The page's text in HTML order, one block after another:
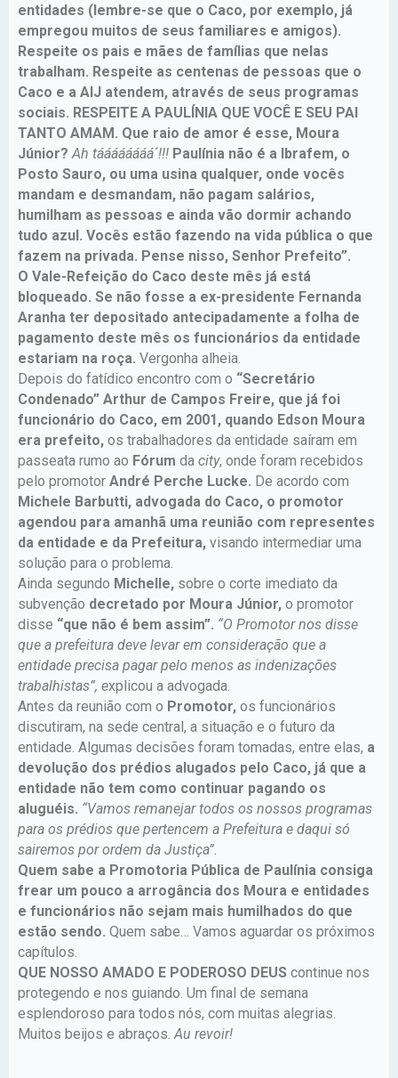
entidades (lembre-se que o Caco, por exemplo, já
empregou muitos de seus familiares e amigos).
Respeite os pais e mães de famílias que nelas
trabalham. Respeite as centenas de pessoas que o
Caco e a AIJ atendem, através de seus programas
sociais. RESPEITE A PAULÍNIA QUE VOCÊ E SEU PAI
TANTO AMAM. Que raio de amor é esse, Moura
Júnior? Ah táááááááá´!!! Paulínia não é a Ibrafem, o
Posto Sauro, ou uma usina qualquer, onde vocês
mandam e desmandam, não pagam salários,
humilham as pessoas e ainda vão dormir achando
tudo azul. Vocês estão fazendo na vida pública o que
fazem na privada. Pense nisso, Senhor Prefeito”.
O Vale-Refeição do Caco deste mês já está
bloqueado. Se não fosse a ex-presidente Fernanda
Aranha ter depositado antecipadamente a folha de
pagamento deste mês os funcionários da entidade
estariam na roça. Vergonha alheia.
Depois do fatídico encontro com o “Secretário
Condenado” Arthur de Campos Freire, que já foi
funcionário do Caco, em 2001, quando Edson Moura
era prefeito, os trabalhadores da entidade saíram em
passeata rumo ao Fórum da city, onde foram recebidos
pelo promotor André Perche Lucke. De acordo com
Michele Barbutti, advogada do Caco, o promotor
agendou para amanhã uma reunião com representes
da entidade e da Prefeitura, visando intermediar uma
solução para o problema.
Ainda segundo Michelle, sobre o corte imediato da
subvenção decretado por Moura Júnior, o promotor
disse “que não é bem assim”. “O Promotor nos disse
que a prefeitura deve levar em consideração que a
entidade precisa pagar pelo menos as indenizações
trabalhistas”, explicou a advogada.
Antes da reunião com o Promotor, os funcionários
discutiram, na sede central, a situação e o futuro da
entidade. Algumas decisões foram tomadas, entre elas, a
devolução dos prédios alugados pelo Caco, já que a
entidade não tem como continuar pagando os
aluguéis. “Vamos remanejar todos os nossos programas
para os prédios que pertencem a Prefeitura e daqui só
sairemos por ordem da Justiça”.
Quem sabe a Promotoria Pública de Paulínia consiga
frear um pouco a arrogância dos Moura e entidades
e funcionários não sejam mais humilhados do que
estão sendo. Quem sabe… Vamos aguardar os próximos
capítulos.
QUE NOSSO AMADO E PODEROSO DEUS continue nos
protegendo e nos guiando. Um final de semana
esplendoroso para todos nós, com muitas alegrias.
Muitos beijos e abraços. Au revoir!